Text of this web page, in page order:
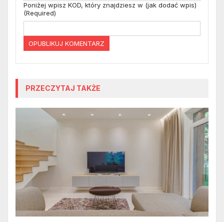
Poniżej wpisz KOD, który znajdziesz w (jak dodać wpis)
(Required)
PRZECZYTAJ TAKŻE